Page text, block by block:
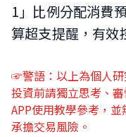
1」比例分配消費
算超支提醒，有效
☞警語：以上為個人研
投資前請獨立思考、
APP使用教學參考，
承擔交易風險。